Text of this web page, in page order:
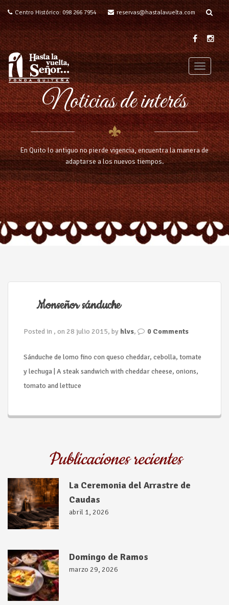
Centro Histórico: 098 266 7954 reservas@hastalavuelta.com
T
o
g
g
l
e
n
a
v
g
a
t
i
o
n
Noticias de interés
En Quito lo antiguo no pierde vigencia, encuentra la manera de
adaptarse a los nuevos tiempos.
Monseñor sánduche
Posted in , on 28 julio 2015, by hlvs, 0 Comments
Sánduche de lomo fino con queso cheddar, cebolla, tomate
y lechuga | A steak sandwich with cheddar cheese, onions,
tomato and lettuce
Publicaciones recientes
La Ceremonia del Arrastre de
Caudas
abril 1, 2026
Domingo de Ramos
marzo 29, 2026